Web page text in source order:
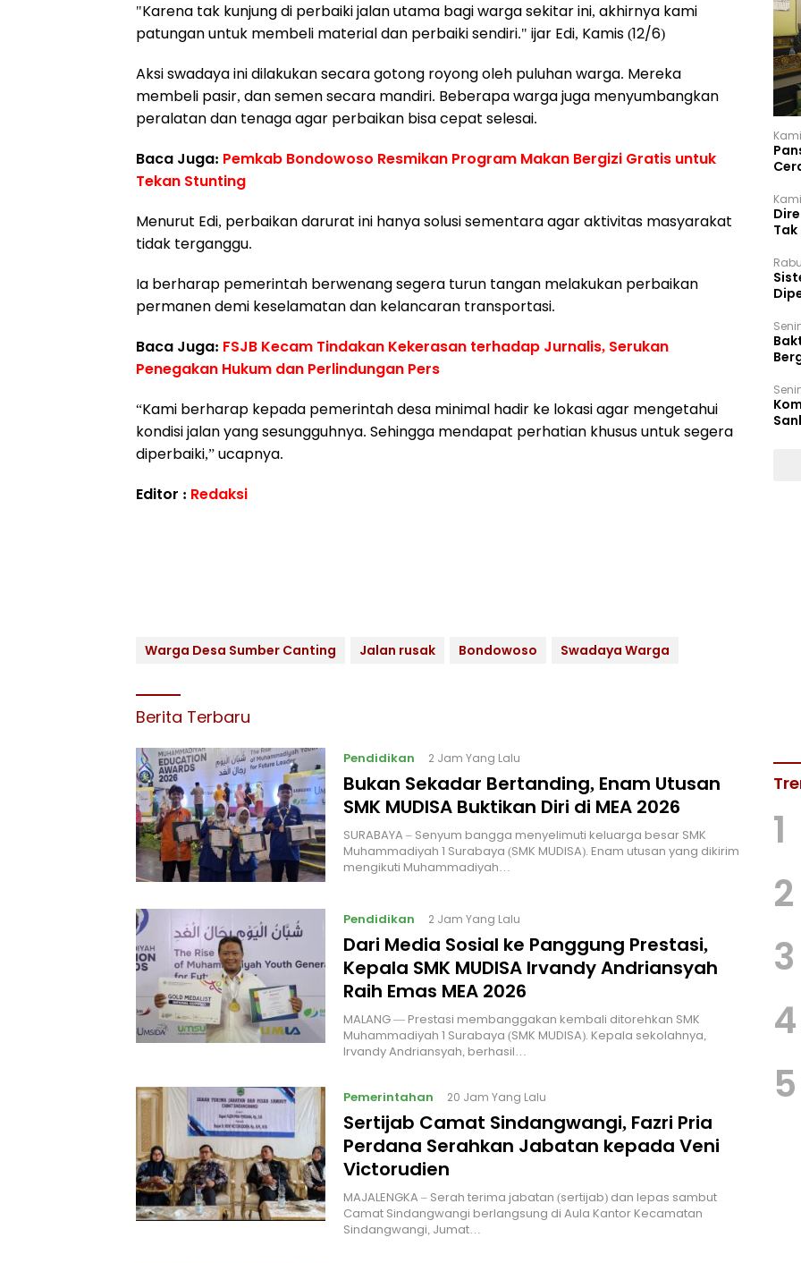
"Karena tak kunjung di perbaiki jalan utama bagi warga sekitar ini, akhirnya kami
patungan untuk membeli material dan perbaiki sendiri." ijar Edi, Kamis (12/6)
Aksi swadaya ini dilakukan secara gotong royong oleh puluhan warga. Mereka
membeli pasir, dan semen secara mandiri. Beberapa warga juga menyumbangkan
peralatan dan tenaga agar perbaikan bisa cepat selesai.
Baca Juga: Pemkab Bondowoso Resmikan Program Makan Bergizi Gratis untuk
Tekan Stunting
Menurut Edi, perbaikan darurat ini hanya solusi sementara agar aktivitas masyarakat
tidak terganggu.
Ia berharap pemerintah berwenang segera turun tangan melakukan perbaikan
permanen demi keselamatan dan kelancaran transportasi.
Baca Juga: FSJB Kecam Tindakan Kekerasan terhadap Jurnalis, Serukan
Penegakan Hukum dan Perlindungan Pers
“Kami berharap kepada pemerintah desa minimal hadir ke lokasi agar mengetahui
kondisi jalan yang sesungguhnya. Sehingga mendapat perhatian khusus untuk segera
diperbaiki,” ucapnya.
Editor : Redaksi
Warga Desa Sumber Canting Jalan rusak Bondowoso Swadaya Warga
Berita Terbaru
Pendidikan 2 Jam Yang Lalu
Bukan Sekadar Bertanding, Enam Utusan
SMK MUDISA Buktikan Diri di MEA 2026
SURABAYA – Senyum bangga menyelimuti keluarga besar SMK
Muhammadiyah 1 Surabaya (SMK MUDISA). Enam utusan yang dikirim
mengikuti Muhammadiyah…
Pendidikan 2 Jam Yang Lalu
Dari Media Sosial ke Panggung Prestasi,
Kepala SMK MUDISA Irvandy Andriansyah
Raih Emas MEA 2026
MALANG — Prestasi membanggakan kembali ditorehkan SMK
Muhammadiyah 1 Surabaya (SMK MUDISA). Kepala sekolahnya,
Irvandy Andriansyah, berhasil…
Pemerintahan 20 Jam Yang Lalu
Sertijab Camat Sindangwangi, Fazri Pria
Perdana Serahkan Jabatan kepada Veni
Victorudien
MAJALENGKA – Serah terima jabatan (sertijab) dan lepas sambut
Camat Sindangwangi berlangsung di Aula Kantor Kecamatan
Sindangwangi, Jumat…
1
2
3
4
5